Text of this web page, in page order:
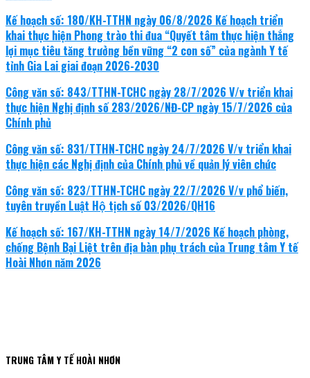
Kế hoạch số: 180/KH-TTHN ngày 06/8/2026 Kế hoạch triển
khai thực hiện Phong trào thi đua “Quyết tâm thực hiện thắng
lợi mục tiêu tăng trưởng bền vững “2 con số” của ngành Y tế
tỉnh Gia Lai giai đoạn 2026-2030
Công văn số: 843/TTHN-TCHC ngày 28/7/2026 V/v triển khai
thực hiện Nghị định số 283/2026/NĐ-CP ngày 15/7/2026 của
Chính phủ
Công văn số: 831/TTHN-TCHC ngày 24/7/2026 V/v triển khai
thực hiện các Nghị định của Chính phủ về quản lý viên chức
Công văn số: 823/TTHN-TCHC ngày 22/7/2026 V/v phổ biến,
tuyên truyền Luật Hộ tịch số 03/2026/QH16
Kế hoạch số: 167/KH-TTHN ngày 14/7/2026 Kế hoạch phòng,
chống Bệnh Bại Liệt trên địa bàn phụ trách của Trung tâm Y tế
Hoài Nhơn năm 2026
TRUNG TÂM Y TẾ HOÀI NHƠN